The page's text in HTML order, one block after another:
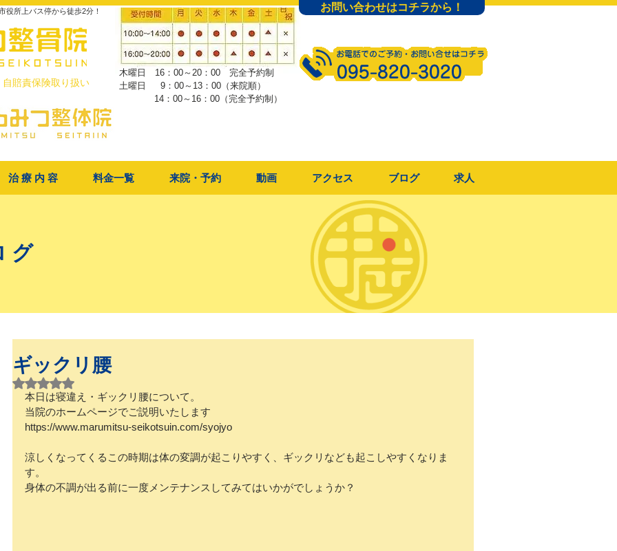
役所上バス停から徒歩2分！ お問い合わせはコチラから！
賠責保険取り扱い
木曜日 16：00～20：00 完全予約制
土曜日 9：00～13：00（来院順）
​ 14：00～16：00（完全予約制）
治 療 内 容 料金一覧 来院・予約 動画 アクセス ブログ 求人
グ
ギックリ腰
5つ星のうちNaNと評価されています。
本日は寝違え・ギックリ腰について。
当院のホームページでご説明いたします
https://www.marumitsu-seikotsuin.com/syojyo
涼しくなってくるこの時期は体の変調が起こりやすく、ギックリなども起こしやすくなりま
す。
身体の不調が出る前に一度メンテナンスしてみてはいかがでしょうか？